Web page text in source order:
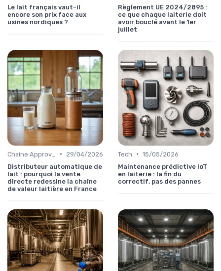
Le lait français vaut-il
encore son prix face aux
usines nordiques ?
Règlement UE 2024/2895 :
ce que chaque laiterie doit
avoir bouclé avant le 1er
juillet
•
29/04/2026
Distributeur automatique de
lait : pourquoi la vente
directe redessine la chaîne
de valeur laitière en France
Tech • 15/05/2026
Maintenance prédictive IoT
en laiterie : la fin du
correctif, pas des pannes